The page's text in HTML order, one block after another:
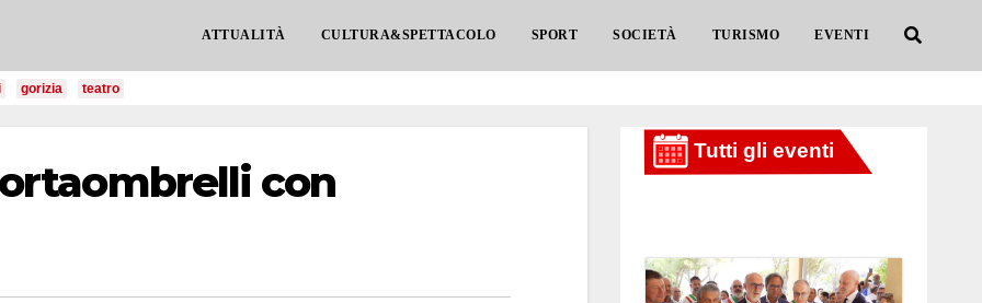
ATTUALITÀ CULTURA&SPETTACOLO SPORT SOCIETÀ TURISMO EVENTI
gorizia teatro
con